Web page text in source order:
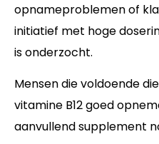
opnameproblemen of
initiatief met hoge
is onderzocht.
Mensen die voldoende
vitamine B12 goed
aanvullend supplement